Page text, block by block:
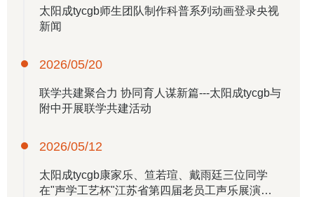
​太阳成tycgb师生团队制作科普系列动画登录央视
新闻
2026/05/20
联学共建聚合力 协同育人谋新篇---​太阳成tycgb与
附中开展联学共建活动
2026/05/12
​太阳成tycgb康家乐、笪若瑄、戴雨廷三位同学
在"声学工艺杯"江苏省第四届老员工声乐展演中